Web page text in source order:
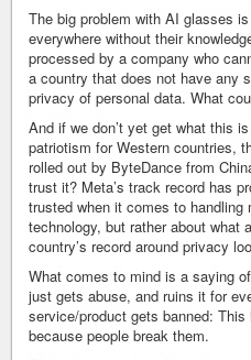
The big problem with AI glasses
everywhere without their
processed by a company who
a country that does not have any
privacy of personal data. What
And if we don’t yet get what this
patriotism for Western countries,
rolled out by ByteDance from
trust it? Meta’s track record has
trusted when it comes to
technology, but rather about what
country’s record around privacy
What comes to mind is a saying
just gets abuse, and ruins it for
service/product gets banned:
because people break them.